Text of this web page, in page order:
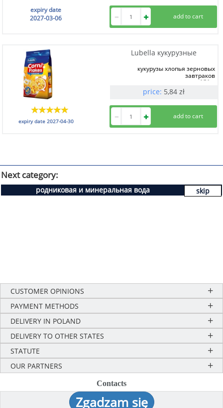
expiry date
2027-03-06
Lubella кукурузные
кукурузы хлопья зерновых
завтраков
250 g
price: 5,84 zł
expiry date 2027-04-30
Next category:
родниковая и минеральная вода skip
CUSTOMER OPINIONS
PAYMENT METHODS
DELIVERY IN POLAND
DELIVERY TO OTHER STATES
Contacts
STATUTE
OUR PARTNERS
Zgadzam się